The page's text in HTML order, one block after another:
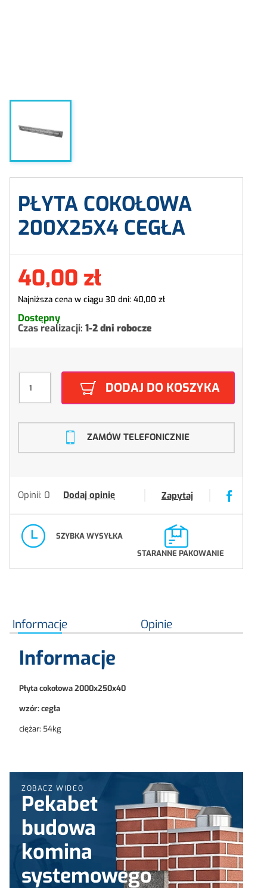
PŁYTA COKOŁOWA
200X25X4 CEGŁA
40,00 zł
Najniższa cena w ciągu 30 dni: 40,00 zł
Dostępny
Czas realizacji: 1-2 dni robocze
DODAJ DO KOSZYKA
ZAMÓW TELEFONICZNIE
Opinii: 0 Dodaj opinię Zapytaj
SZYBKA WYSYŁKA
STARANNE PAKOWANIE
Informacje Opinie
Informacje
Płyta cokołowa 2000x250x40
wzór: cegła
ciężar: 54kg
ZOBACZ WIDEO
Pekabet
budowa
komina
systemowego